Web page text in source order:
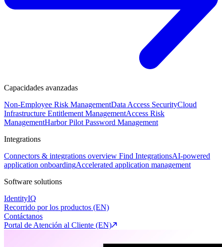
Capacidades avanzadas
Non-Employee Risk ManagementData Access SecurityCloud
Infrastructure Entitlement ManagementAccess Risk
ManagementHarbor Pilot Password Management
Integrations
Connectors & integrations overview Find IntegrationsAI-powered
application onboardingAccelerated application management
Software solutions
IdentityIQ
Recorrido por los productos (EN)
Contáctanos
Portal de Atención al Cliente (EN)